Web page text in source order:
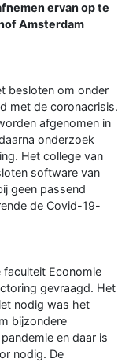
ervan op te
Amsterdam
besloten om onder
met de coronacrisis.
afgenomen in
onderzoek
Het college van
software van
geen passend
de Covid-19-
faculteit Economie
gevraagd. Het
nodig was het
bijzondere
en daar is
nodig. De